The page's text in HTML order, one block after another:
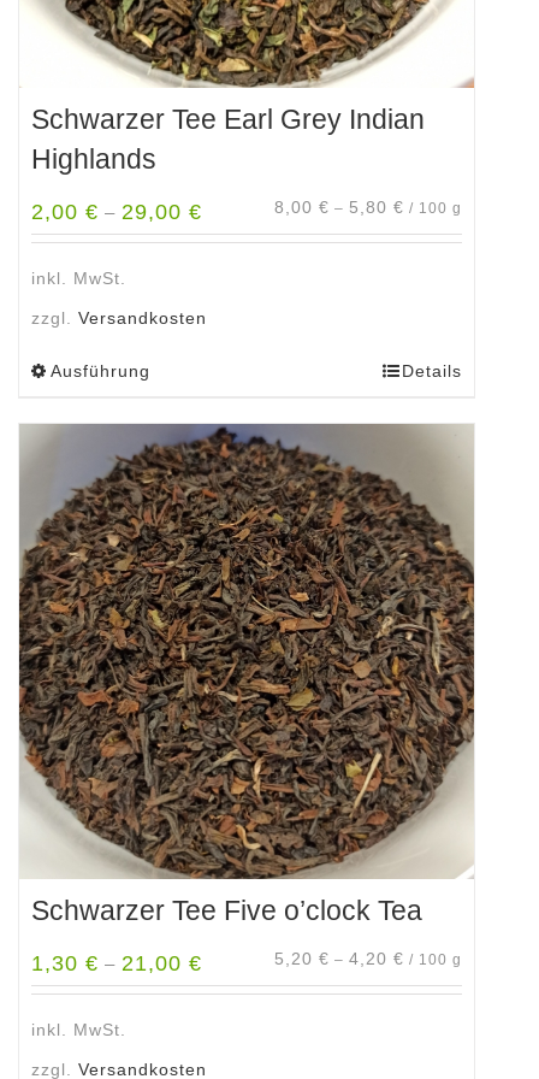
Schwarzer Tee Earl Grey Indian
Highlands
2,00 € – 29,00 € 8,00 € – 5,80 € / 100 g
inkl. MwSt.
zzgl. Versandkosten
Ausführung
weist
mehrere
Varianten
auf.
Die
Optionen
können
auf
der
Produktseite
gewählt
werden
Details
Schwarzer Tee Five o’clock Tea
1,30 € – 21,00 € 5,20 € – 4,20 € / 100 g
inkl. MwSt.
zzgl. Versandkosten